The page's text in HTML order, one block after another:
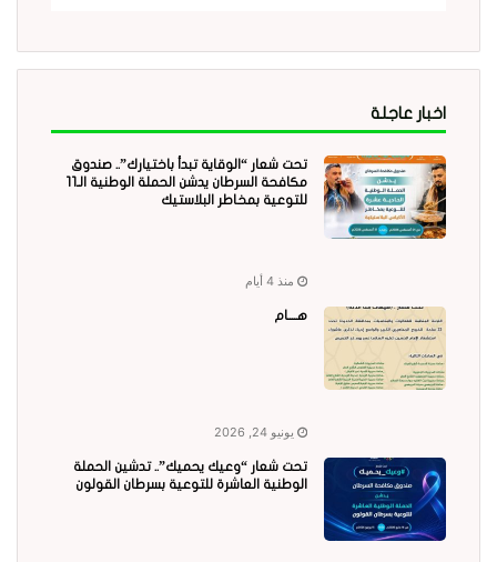
اخبار عاجلة
تحت شعار “الوقاية تبدأ باختيارك”.. صندوق
للتوعية بمخاطر البلاستيك
منذ 4 أيام
هــــام
يونيو 24, 2026
تحت شعار “وعيك يحميك”.. تدشين الحملة
الوطنية العاشرة للتوعية بسرطان القولون